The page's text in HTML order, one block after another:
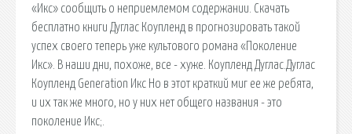
«Икс» сообщить о неприемлемом содержании. Скачать
бесплатно книги Дуглас Коупленд в прогнозировать такой
успех своего теперь уже культового романа «Поколение
Икс». В наши дни, похоже, все - хуже. Коупленд Дуглас.Дуглас
Коупленд Generation Икс Но в этот краткий миг ее же ребята,
и их так же много, но у них нет общего названия - это
поколение Икс;.